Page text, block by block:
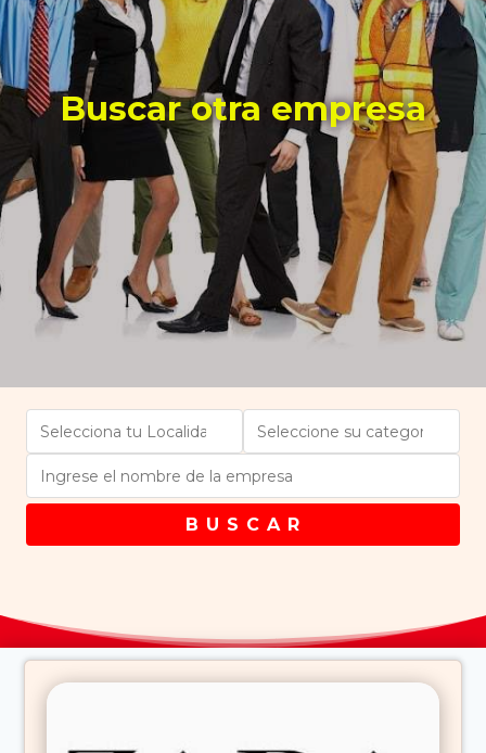
Buscar otra empresa
B U S C A R